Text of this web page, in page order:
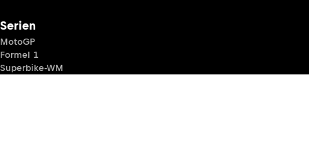
Serien
MotoGP
Formel 1
Superbike-WM